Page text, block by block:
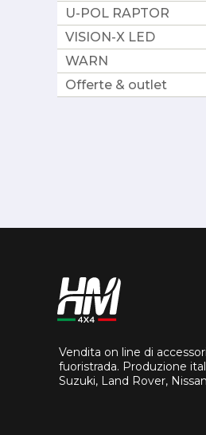
U-POL RAPTOR
VISION-X LED
WARN
Offerte & outlet
Vendita on line di
fuoristrada. Produzione
Suzuki, Land Rover,